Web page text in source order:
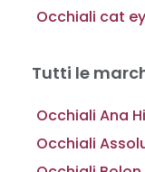
Occhiali cat
Tutti le
Occhiali Ana
Occhiali